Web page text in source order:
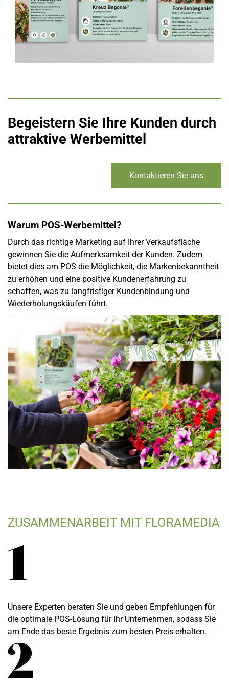
Begeistern Sie Ihre Kunden durch
attraktive Werbemittel
Kontaktieren Sie uns
Warum POS-Werbemittel?
Durch das richtige Marketing auf Ihrer Verkaufsfläche
gewinnen Sie die Aufmerksamkeit der Kunden. Zudem
bietet dies am POS die Möglichkeit, die Markenbekanntheit
zu erhöhen und eine positive Kundenerfahrung zu
schaffen, was zu langfristiger Kundenbindung und
Wiederholungskäufen führt.
ZUSAMMENARBEIT MIT FLORAMEDIA
Unsere Experten beraten Sie und geben Empfehlungen für
die optimale POS-Lösung für Ihr Unternehmen, sodass Sie
am Ende das beste Ergebnis zum besten Preis erhalten.